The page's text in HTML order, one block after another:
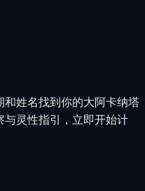
姓名找到你的大阿卡纳塔
与灵性指引，立即开始计